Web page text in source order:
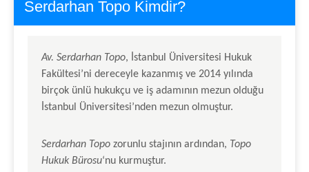
Serdarhan Topo Kimdir?
Av. Serdarhan Topo, İstanbul Üniversitesi Hukuk
Fakültesi’ni dereceyle kazanmış ve 2014 yılında
birçok ünlü hukukçu ve iş adamının mezun olduğu
İstanbul Üniversitesi’nden mezun olmuştur.
Serdarhan Topo zorunlu stajının ardından, Topo
Hukuk Bürosu‘nu kurmuştur.